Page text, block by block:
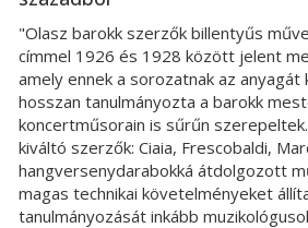
"Olasz barokk szerzők billentyűs
címmel 1926 és 1928 között jelent
amely ennek a sorozatnak az anyagát
hosszan tanulmányozta a barokk
koncertműsorain is sűrűn
kiváltó szerzők: Ciaia, Frescobaldi,
hangversenydarabokká átdolgozott
magas technikai követelményeket
tanulmányozását inkább